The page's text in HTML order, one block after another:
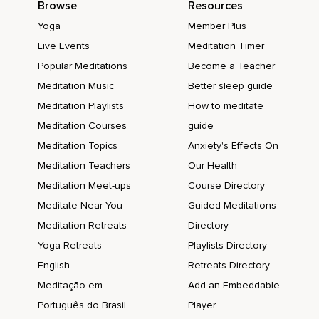
Experimenta tu cuerpo.
¿Qué se siente contar con toda esa energía?
¿Qué se siente ser ese ser único y maravilloso?
Y vamos a repetir por tercera y última vez.
Me reconozco como un ser único y maravilloso,
Capaz de crear realidades en mi vida,
Porque confío y creo plenamente en mí.
Y sintiendo esta energía,
Quiero que te enfoques en los puntos donde sientes que
esa energía no ha podido entrar en tu cuerpo.
Tal vez haya unos espacios donde no haya color o sea más
Browse
Yoga
Live Events
Popular Meditations
Meditation Music
Meditation Playlists
Meditation Courses
Meditation Topics
Meditation Teachers
Meditation Meet-ups
Meditate Near You
Meditation Retreats
Yoga Retreats
English
Meditação em
Português do Brasil
Resources
Member Plus
Meditation Timer
Become a Teacher
Better sleep guide
How to meditate
guide
Anxiety's Effects On
Our Health
Course Directory
Guided Meditations
Directory
Playlists Directory
Retreats Directory
Add an Embeddable
Player